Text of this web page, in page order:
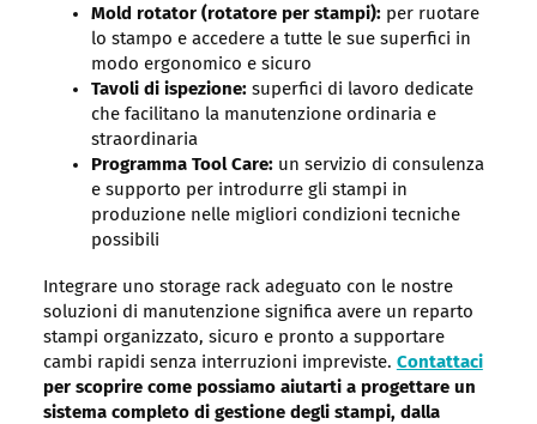
Mold rotator (rotatore per stampi):per ruotare
lo stampo e accedere a tutte le sue superfici in
modo ergonomico e sicuro
Tavoli di ispezione:superfici di lavoro dedicate
che facilitano la manutenzione ordinaria e
straordinaria
Programma Tool Care:un servizio di consulenza
e supporto per introdurre gli stampi in
produzione nelle migliori condizioni tecniche
possibili
Integrare uno storage rack adeguato con le nostre
soluzioni di manutenzione significa avere un reparto
stampi organizzato, sicuro e pronto a supportare
cambi rapidi senza interruzioni impreviste. Contattaci
per scoprire come possiamo aiutarti a progettare un
sistema completo di gestione degli stampi, dalla